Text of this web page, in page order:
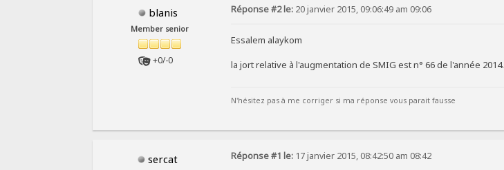
blanis
Member senior
+0/-0
Réponse #2 le: 20 janvier 2015, 09:06:49 am 09:06
Essalem alaykom
la jort relative à l'augmentation de SMIG est n° 66 de l'année 2014.
N'hésitez pas à me corriger si ma réponse vous parait fausse
sercat Réponse #1 le: 17 janvier 2015, 08:42:50 am 08:42